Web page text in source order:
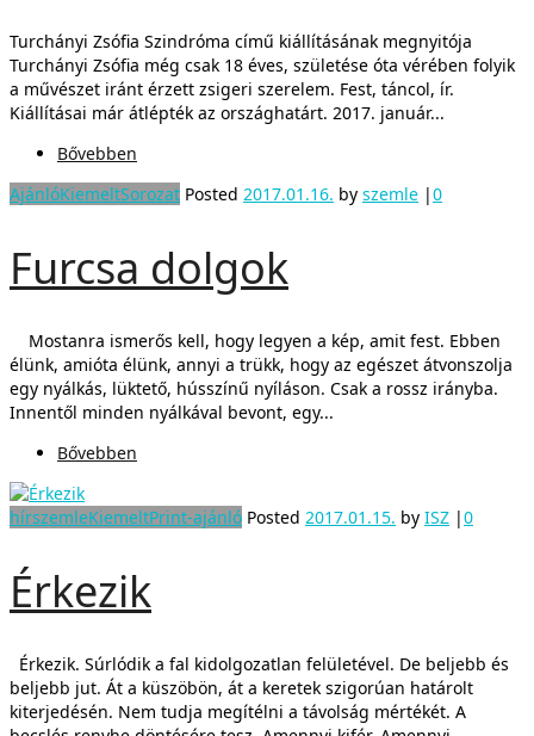
Turchányi Zsófia Szindróma című kiállításának megnyitója
Turchányi Zsófia még csak 18 éves, születése óta vérében folyik
a művészet iránt érzett zsigeri szerelem. Fest, táncol, ír.
Kiállításai már átlépték az országhatárt. 2017. január...
Bővebben
AjánlóKiemeltSorozat Posted 2017.01.16. by szemle |0
Furcsa dolgok
Mostanra ismerős kell, hogy legyen a kép, amit fest. Ebben
élünk, amióta élünk, annyi a trükk, hogy az egészet átvonszolja
egy nyálkás, lüktető, hússzínű nyíláson. Csak a rossz irányba.
Innentől minden nyálkával bevont, egy...
Bővebben
hírszemleKiemeltPrint-ajánló Posted 2017.01.15. by ISZ |0
Érkezik
Érkezik. Súrlódik a fal kidolgozatlan felületével. De beljebb és
beljebb jut. Át a küszöbön, át a keretek szigorúan határolt
kiterjedésén. Nem tudja megítélni a távolság mértékét. A